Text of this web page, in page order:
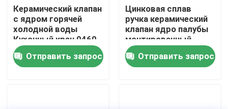
Новости
Faucet смесителя кухни
Керамический клапан
с ядром горячей
холодной воды
Кухонный кран 0460
серии Цинковый
сплав смешивающий
кран
Отправить запрос
Цинковая сплав
ручка керамический
клапан ядро палубы
монтированный
кухонный микшер
крана 0460
Отправить запрос